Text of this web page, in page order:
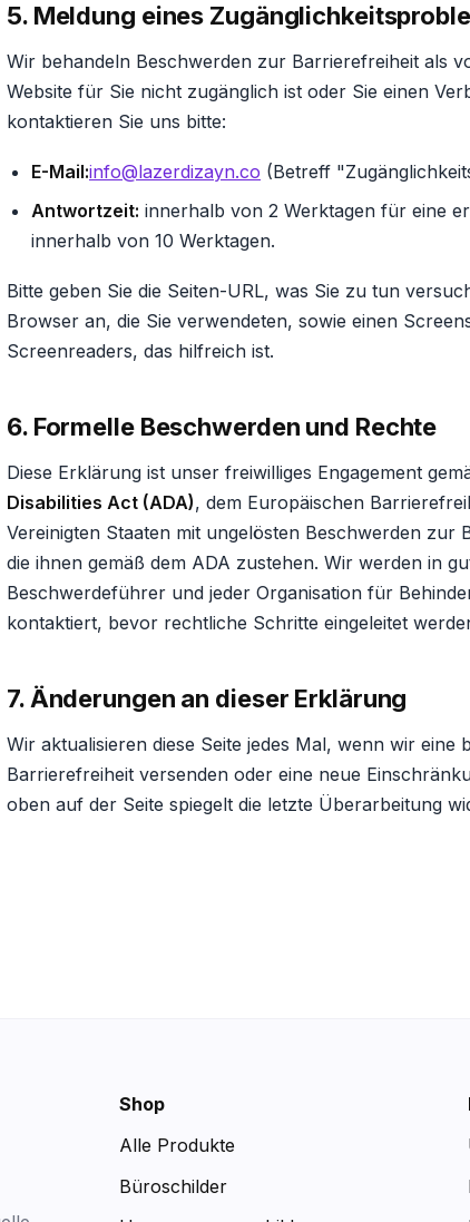
5. Meldung eines
Wir behandeln Beschwerden zur Barrierefreiheit als
Website für Sie nicht zugänglich ist oder Sie einen
kontaktieren Sie uns bitte:
E-Mail:info@lazerdizayn.co (Betreff
Antwortzeit: innerhalb von 2 Werktagen für eine
innerhalb von 10 Werktagen.
Bitte geben Sie die Seiten-URL, was Sie zu tun
Browser an, die Sie verwendeten, sowie einen
Screenreaders, das hilfreich ist.
6. Formelle Beschwerden und Rechte
Diese Erklärung ist unser freiwilliges Engagement
Disabilities Act (ADA), dem Europäischen
Vereinigten Staaten mit ungelösten Beschwerden zur
die ihnen gemäß dem ADA zustehen. Wir werden in
Beschwerdeführer und jeder Organisation für
kontaktiert, bevor rechtliche Schritte eingeleitet
7. Änderungen an dieser Erklärung
Wir aktualisieren diese Seite jedes Mal, wenn wir eine
Barrierefreiheit versenden oder eine neue
oben auf der Seite spiegelt die letzte Überarbeitung
Shop
Alle Produkte
Büroschilder